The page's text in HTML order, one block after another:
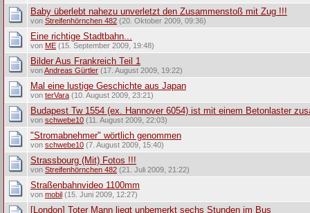
Baby überlebt nahezu unverletzt den Zusammenstoß mit Zug !!!
von Streifenhörnchen 482(20. Oktober 2009, 09:36)
Eine richtige Stadtbahn...
von ME(15. September 2009, 19:48)
Bilder Aus Frankreich Teil 1
vonAndreas Gürtler(17. August 2009, 19:22)
Mal eine lustige Geschichte aus Japan
von terVara(10. August 2009, 23:21)
Budapest Tw 1554 (ex. Hannover 6054) ist mit einem Betonlaster
von schwebe10(11. August 2009, 22:03)
"Stromabnehmer" wörtlich genommen
von schwebe10(7. August 2009, 15:40)
Strassbourg (Mit) Fotos !!!
von Streifenhörnchen 482(21. Juli 2009, 21:22)
Straßenbahnvideo 1100mm
von mobil (15. Juni 2009, 12:27)
[London] Toter Mann liegt unbemerkt sechs Stunden im Bus